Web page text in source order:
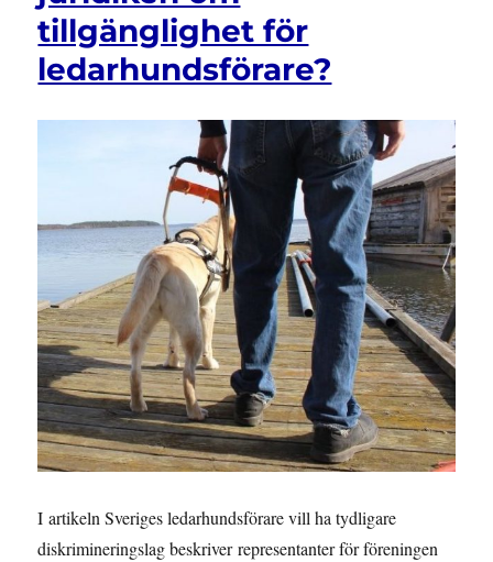
tillgänglighet för
ledarhundsförare?
I artikeln Sveriges ledarhundsförare vill ha tydligare
diskrimineringslag beskriver representanter för föreningen